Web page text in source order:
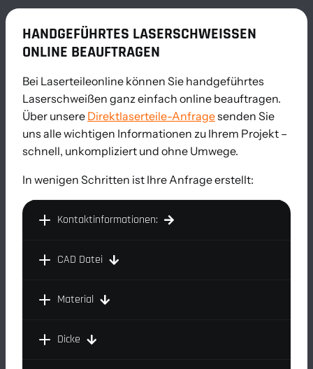
HANDGEFÜHRTES LASERSCHWEISSEN O
NLINE BEAUFTRAGEN
Bei Laserteileonline können Sie handgeführtes
Laserschweißen ganz einfach online beauftragen.
Über unsere Direktlaserteile-Anfragesenden Sie
uns alle wichtigen Informationen zu Ihrem Projekt –
schnell, unkompliziert und ohne Umwege.
In wenigen Schritten ist Ihre Anfrage erstellt:
Kontaktinformationen:
CAD Datei
Material
Dicke